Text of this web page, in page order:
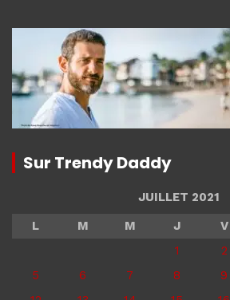
Sur Trendy Daddy
JUILLET 2021
L
M M J V
1
2
5
6 7 8 9